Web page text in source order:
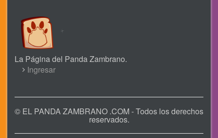
La Página del Panda Zambrano.
USER
MENU
Ingresar
© EL PANDA ZAMBRANO .COM - Todos los derechos
reservados.